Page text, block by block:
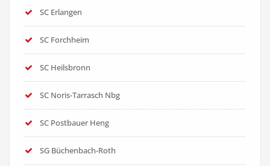
SC Erlangen
SC Forchheim
SC Heilsbronn
SC Noris-Tarrasch Nbg
SC Postbauer Heng
SG Büchenbach-Roth